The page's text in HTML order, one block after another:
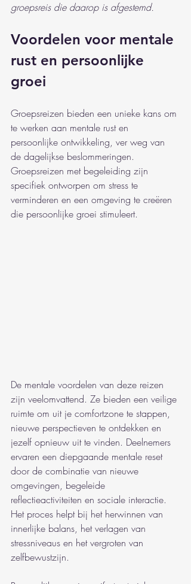
groepsreis die daarop is afgestemd.
Voordelen voor mentale
rust en persoonlijke
groei
Groepsreizen bieden een unieke kans om
te werken aan mentale rust en
persoonlijke ontwikkeling, ver weg van
de dagelijkse beslommeringen.
Groepsreizen met begeleiding zijn
specifiek ontworpen om stress te
verminderen en een omgeving te creëren
die persoonlijke groei stimuleert.
De mentale voordelen van deze reizen
zijn veelomvattend. Ze bieden een veilige
ruimte om uit je comfortzone te stappen,
nieuwe perspectieven te ontdekken en
jezelf opnieuw uit te vinden. Deelnemers
ervaren een diepgaande mentale reset
door de combinatie van nieuwe
omgevingen, begeleide
reflectieactiviteiten en sociale interactie.
Het proces helpt bij het herwinnen van
innerlijke balans, het verlagen van
stressniveaus en het vergroten van
zelfbewustzijn.